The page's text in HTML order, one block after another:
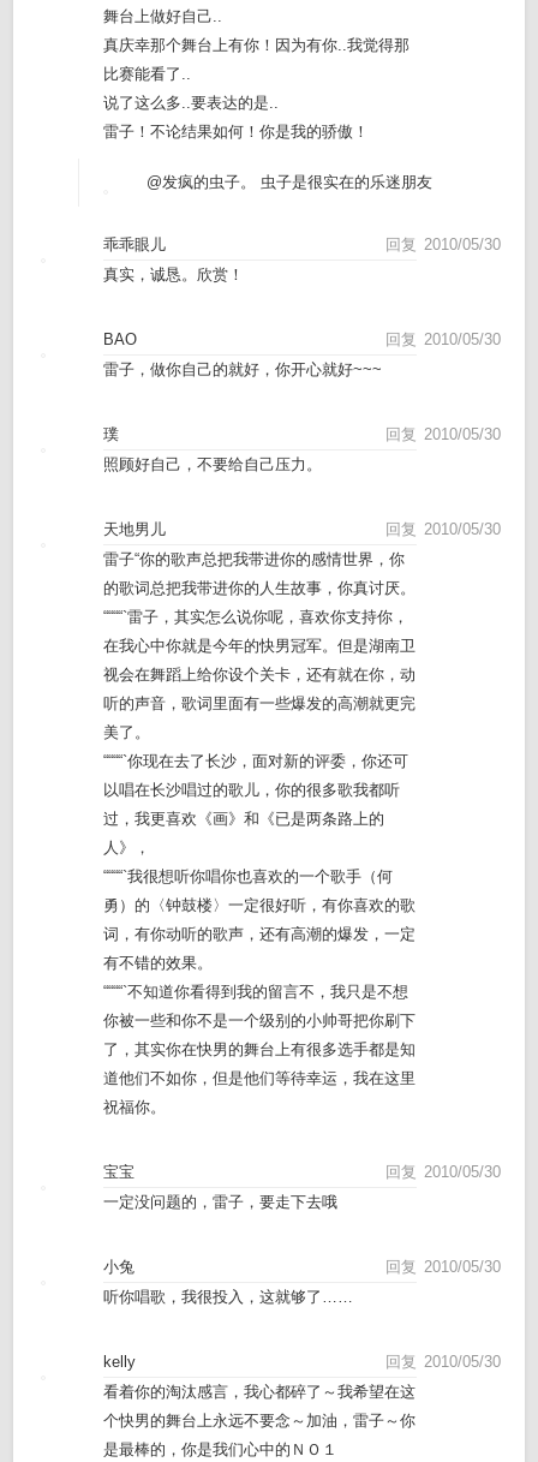
舞台上做好自己..
真庆幸那个舞台上有你！因为有你..我觉得那
比赛能看了..
说了这么多..要表达的是..
雷子！不论结果如何！你是我的骄傲！
@发疯的虫子。 虫子是很实在的乐迷朋友
2010/05/30
乖乖眼儿
回复
真实，诚恳。欣赏！
2010/05/30
BAO
回复
雷子，做你自己的就好，你开心就好~~~
2010/05/30
璞
回复
照顾好自己，不要给自己压力。
2010/05/30
天地男儿
回复
雷子“你的歌声总把我带进你的感情世界，你
的歌词总把我带进你的人生故事，你真讨厌。
““““`雷子，其实怎么说你呢，喜欢你支持你，
在我心中你就是今年的快男冠军。但是湖南卫
视会在舞蹈上给你设个关卡，还有就在你，动
听的声音，歌词里面有一些爆发的高潮就更完
美了。
““““`你现在去了长沙，面对新的评委，你还可
以唱在长沙唱过的歌儿，你的很多歌我都听
过，我更喜欢《画》和《已是两条路上的
人》，
““““`我很想听你唱你也喜欢的一个歌手（何
勇）的〈钟鼓楼〉一定很好听，有你喜欢的歌
词，有你动听的歌声，还有高潮的爆发，一定
有不错的效果。
““““`不知道你看得到我的留言不，我只是不想
你被一些和你不是一个级别的小帅哥把你刷下
了，其实你在快男的舞台上有很多选手都是知
道他们不如你，但是他们等待幸运，我在这里
祝福你。
2010/05/30
宝宝
回复
一定没问题的，雷子，要走下去哦
2010/05/30
小兔
回复
听你唱歌，我很投入，这就够了……
2010/05/30
kelly
回复
看着你的淘汰感言，我心都碎了～我希望在这
个快男的舞台上永远不要念～加油，雷子～你
是最棒的，你是我们心中的ＮＯ１